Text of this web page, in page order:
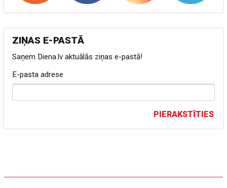
ZIŅAS E-PASTĀ
Saņem Diena.lv aktuālās ziņas e-pastā!
E-pasta adrese
PIERAKSTĪTIES